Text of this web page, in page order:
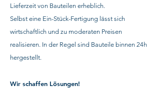
Lieferzeit von Bauteilen erheblich.
Selbst eine Ein-Stück-Fertigung lässt sich
wirtschaftlich und zu moderaten Preisen
realisieren. In der Regel sind Bauteile binnen 24h
hergestellt.
Wir schaffen Lösungen!